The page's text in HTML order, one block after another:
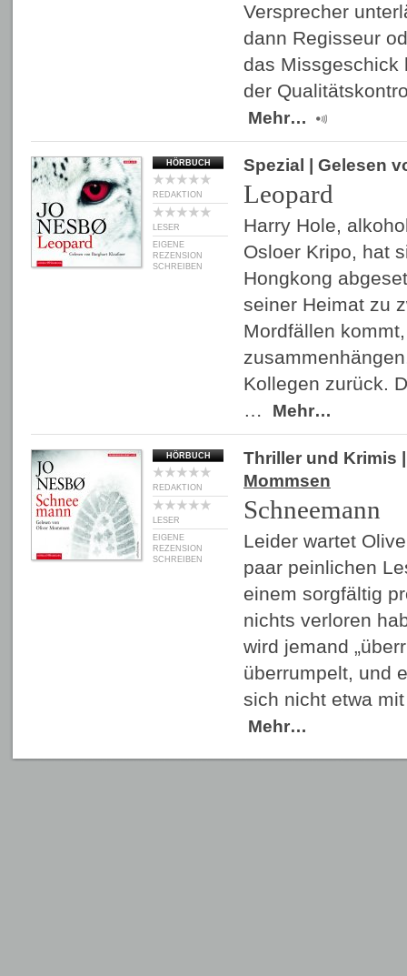
Versprecher
dann Regisseur
das Missgeschick
der
Mehr…
HÖRBUCH
REDAKTION
LESER
EIGENE
REZENSION
SCHREIBEN
Spezial | Gelesen
Leopard
Harry Hole,
Osloer Kripo, hat
Hongkong
seiner Heimat zu
Mordfällen
Kollegen zurück.
…
Mehr…
HÖRBUCH
REDAKTION
LESER
EIGENE
REZENSION
SCHREIBEN
Thriller und Krimis
Mommsen
Schneemann
Leider wartet
paar peinlichen
einem sorgfältig
nichts verloren
wird jemand
überrumpelt, und
sich nicht etwa
Mehr…